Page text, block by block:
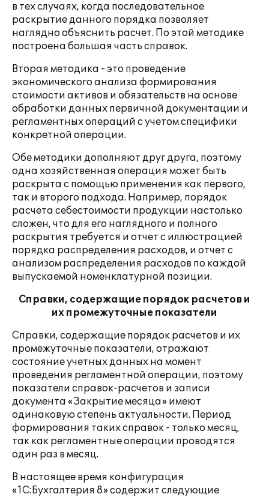
в тех случаях, когда последовательное
раскрытие данного порядка позволяет
наглядно объяснить расчет. По этой методике
построена большая часть справок.
Вторая методика - это проведение
экономического анализа формирования
стоимости активов и обязательств на основе
обработки данных первичной документации и
регламентных операций с учетом специфики
конкретной операции.
Обе методики дополняют друг друга, поэтому
одна хозяйственная операция может быть
раскрыта с помощью применения как первого,
так и второго подхода. Например, порядок
расчета себестоимости продукции настолько
сложен, что для его наглядного и полного
раскрытия требуется и отчет с иллюстрацией
порядка распределения расходов, и отчет с
анализом распределения расходов по каждой
выпускаемой номенклатурной позиции.
Справки, содержащие порядок расчетов и
их промежуточные показатели
Справки, содержащие порядок расчетов и их
промежуточные показатели, отражают
состояние учетных данных на момент
проведения регламентной операции, поэтому
показатели справок-расчетов и записи
документа «Закрытие месяца» имеют
одинаковую степень актуальности. Период
формирования таких справок - только месяц,
так как регламентные операции проводятся
один раз в месяц.
В настоящее время конфигурация
«1С:Бухгалтерия 8» содержит следующие